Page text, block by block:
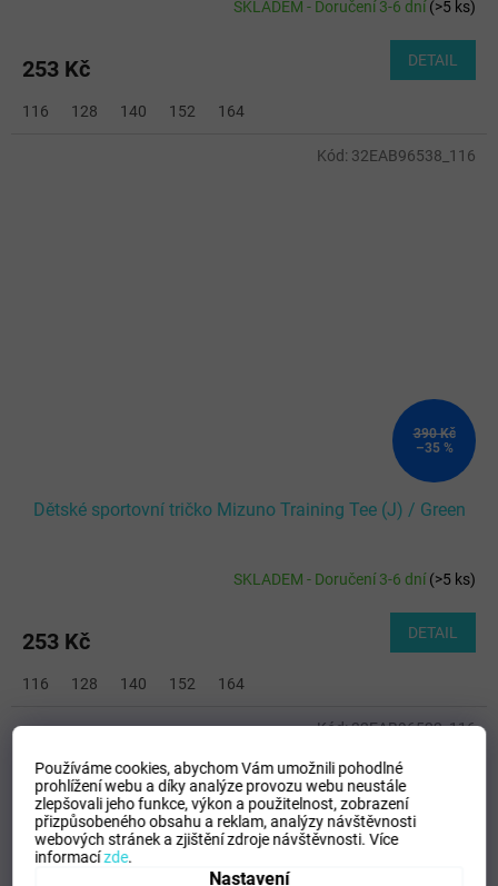
Používáme cookies, abychom Vám umožnili pohodlné
prohlížení webu a díky analýze provozu webu neustále
zlepšovali jeho funkce, výkon a použitelnost,zobrazení
přizpůsobeného obsahu a reklam, analýzy návštěvnosti
webových stránek a zjištění zdroje návštěvnosti.Více
informacízde.
Nastavení
SKLADEM - Doručení 3-6 dní(>5 ks)
253 Kč DETAIL
116 128 140 152 164
390 Kč
–35 %
Dětské sportovní tričko Mizuno Training Tee (J) / Green
SKLADEM - Doručení 3-6 dní(>5 ks)
253 Kč DETAIL
116 128 140 152 164
Kód: 32EAB96538_116
Kód:32EAB96522_116